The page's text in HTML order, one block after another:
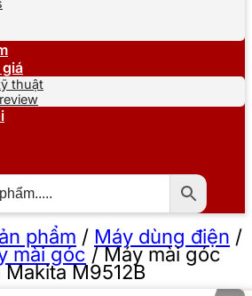
giá
thuật
phẩm / Máy dùng điện /
mài góc /Máy mài góc
M9512B